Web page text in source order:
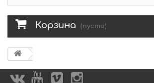
Корзина (пусто)